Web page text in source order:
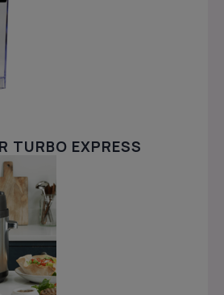
TURBO EXPRESS